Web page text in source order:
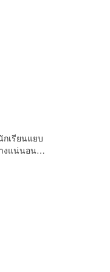
เรียนแยบ
างแน่นอน…